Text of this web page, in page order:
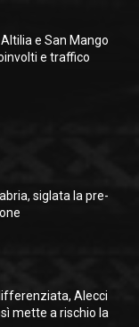
e San Mango
e traffico
siglata la pre-
Alecci
mette a rischio la